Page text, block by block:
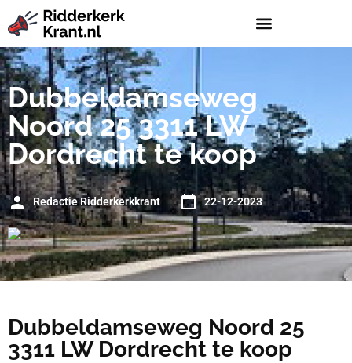
Dubbeldamseweg
Noord 25 3311 LW
Dordrecht te koop
Redactie Ridderkerkkrant 22-12-2023
Dubbeldamseweg Noord 25
3311 LW Dordrecht te koop